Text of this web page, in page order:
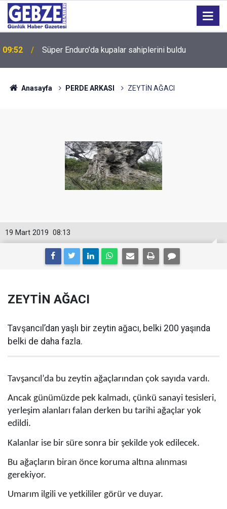
09:52 Süper Enduro’da kupalar sahiplerini buldu
Anasayfa PERDE ARKASI ZEYTİN AĞACI
08:13
19 Mart 2019
ZEYTİN AĞACI
Tavşancıl’dan yaşlı bir zeytin ağacı, belki 200 yaşında
belki de daha fazla.
Tavşancıl’da bu zeytin ağaçlarından çok sayıda vardı.
Ancak günümüzde pek kalmadı, çünkü sanayi tesisleri,
yerleşim alanları falan derken bu tarihi ağaçlar yok
edildi.
Kalanlar ise bir süre sonra bir şekilde yok edilecek.
Bu ağaçların biran önce koruma altına alınması
gerekiyor.
Umarım ilgili ve yetkililer görür ve duyar.